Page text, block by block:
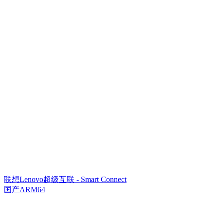
联想Lenovo超级互联 - Smart Connect
国产ARM64